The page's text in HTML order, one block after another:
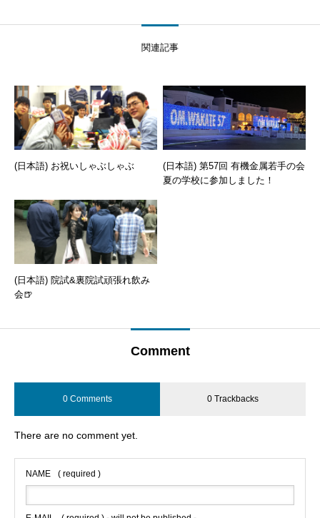
関連記事
(日本語) お祝いしゃぶしゃぶ
(日本語) 第57回 有機金属若手の会
夏の学校に参加しました！
(日本語) 院試&裏院試頑張れ飲み
会🍺
Comment
0 Comments 0 Trackbacks
There are no comment yet.
NAME ( required )